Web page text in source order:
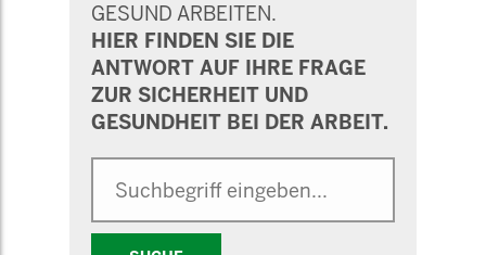
GESUND ARBEITEN.
HIER FINDEN SIE DIE
ANTWORT AUF IHRE FRAGE
ZUR SICHERHEIT UND
GESUNDHEIT BEI DER ARBEIT.